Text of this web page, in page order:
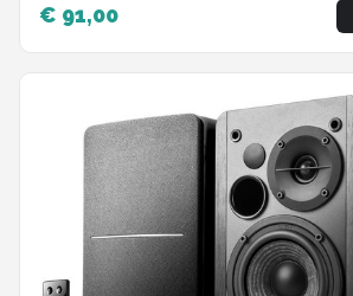
€ 91,00